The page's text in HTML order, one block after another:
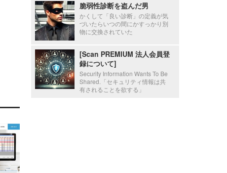
脆弱性診断を盗んだ男
かくして「良い診断」の定義が気
づいたらいつの間にかすっかり別
物に交換されていた
[Scan PREMIUM 法人会員登
録について]
Security Information Wants To Be
Shared.「セキュリティ情報は共
有されることを欲する」